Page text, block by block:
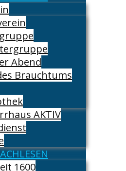
Abend
Brauchtums
AKTIV
1600